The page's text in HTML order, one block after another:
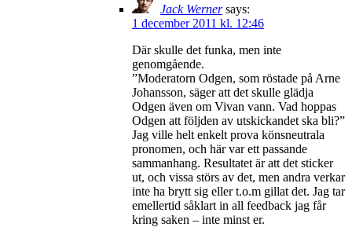
Jack Werner says:
1 december 2011 kl. 12:46
Där skulle det funka, men inte
genomgående.
”Moderatorn Odgen, som röstade på Arne
Johansson, säger att det skulle glädja
Odgen även om Vivan vann. Vad hoppas
Odgen att följden av utskickandet ska bli?”
Jag ville helt enkelt prova könsneutrala
pronomen, och här var ett passande
sammanhang. Resultatet är att det sticker
ut, och vissa störs av det, men andra verkar
inte ha brytt sig eller t.o.m gillat det. Jag tar
emellertid såklart in all feedback jag får
kring saken – inte minst er.